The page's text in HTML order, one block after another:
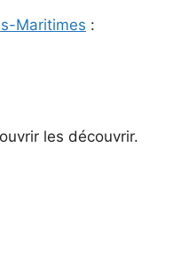
Maritimes :
les découvrir.